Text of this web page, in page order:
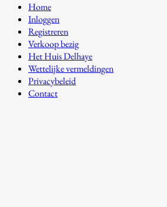
Home
Inloggen
Registreren
Verkoop bezig
Het Huis Delhaye
Wettelijke vermeldingen
Privacybeleid
Contact